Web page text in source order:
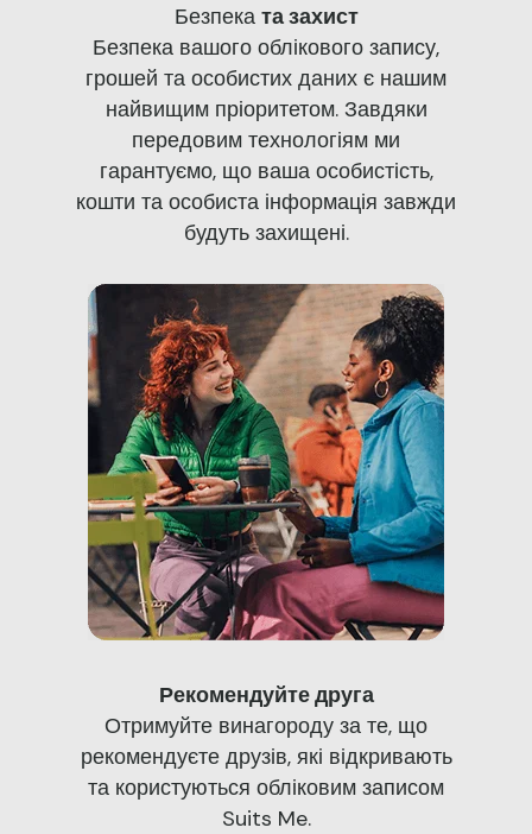
Безпека та захист
Безпека вашого облікового запису,
грошей та особистих даних є нашим
найвищим пріоритетом. Завдяки
передовим технологіям ми
гарантуємо, що ваша особистість,
кошти та особиста інформація завжди
будуть захищені.
Рекомендуйте друга
Отримуйте винагороду за те, що
рекомендуєте друзів, які відкривають
та користуються обліковим записом
Suits Me.